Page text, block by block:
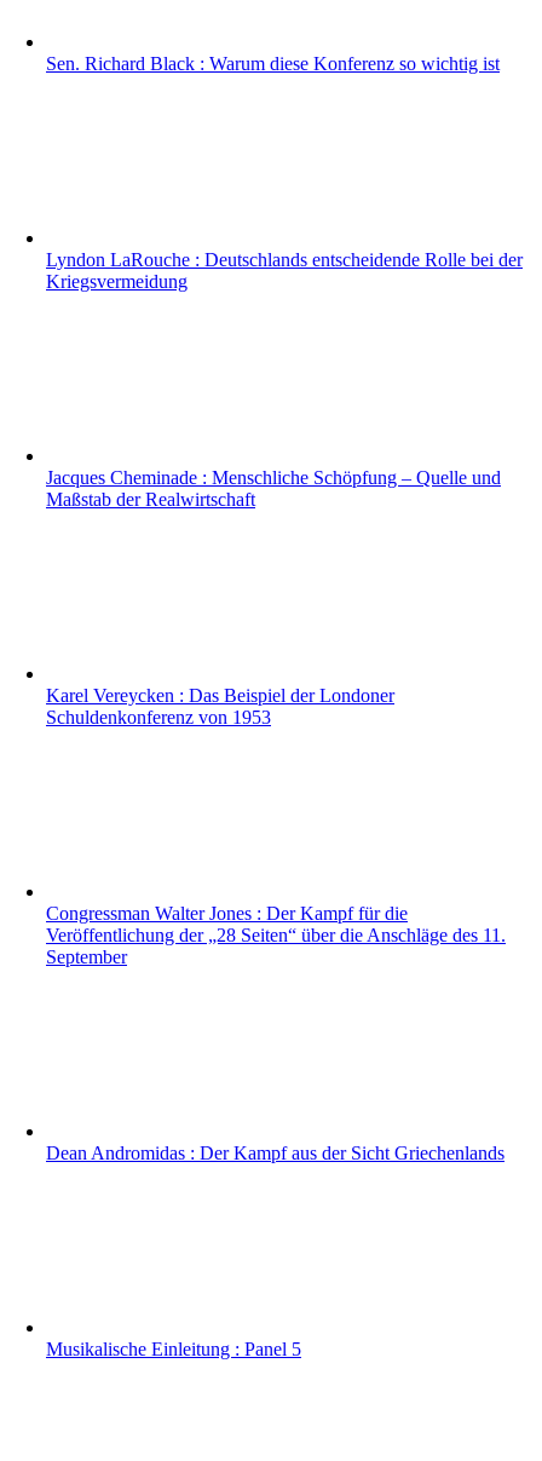
Sen. Richard Black : Warum diese Konferenz so wichtig ist
Lyndon LaRouche : Deutschlands entscheidende Rolle bei der
Kriegsvermeidung
Jacques Cheminade : Menschliche Schöpfung – Quelle und
Maßstab der Realwirtschaft
Karel Vereycken : Das Beispiel der Londoner
Schuldenkonferenz von 1953
Congressman Walter Jones : Der Kampf für die
Veröffentlichung der „28 Seiten“ über die Anschläge des 11.
September
Dean Andromidas : Der Kampf aus der Sicht Griechenlands
Musikalische Einleitung : Panel 5